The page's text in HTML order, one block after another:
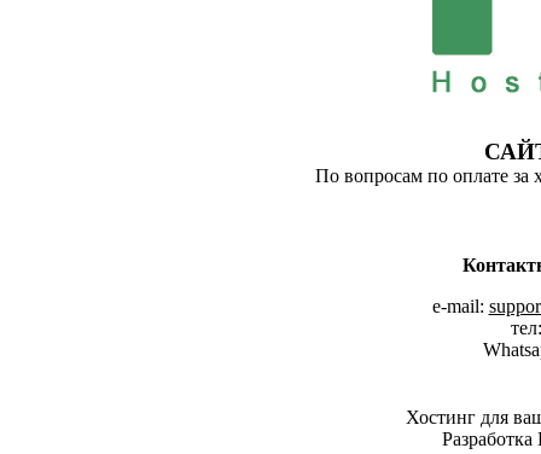
По вопросам по оплате за
e-mail:
Хостинг для